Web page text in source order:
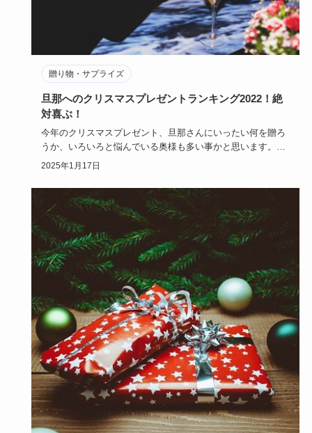
贈り物・サプライズ
旦那へのクリスマスプレゼントランキング2022！絶
対喜ぶ！
今年のクリスマスプレゼント、旦那さんにいったい何を贈ろ
うか、いろいろと悩んでいる奥様も多い事かと思います。限
りある安い予算…
2025年1月17日